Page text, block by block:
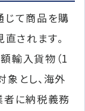
じて商品を購
されます。
輸入貨物（1
とし、海外
者に納税義務